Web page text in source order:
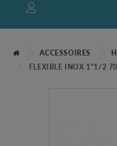
ACCESSOIRES
FLEXIBLE INOX 1"1/2